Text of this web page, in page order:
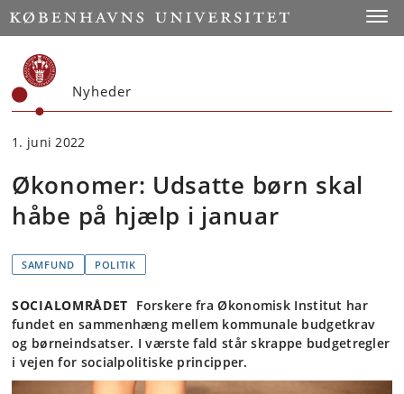
Start
Nyheder
1. juni 2022
Økonomer: Udsatte børn skal
håbe på hjælp i januar
SAMFUND POLITIK
SOCIALOMRÅDET Forskere fra Økonomisk Institut har
fundet en sammenhæng mellem kommunale budgetkrav
og børneindsatser. I værste fald står skrappe budgetregler
i vejen for socialpolitiske principper.